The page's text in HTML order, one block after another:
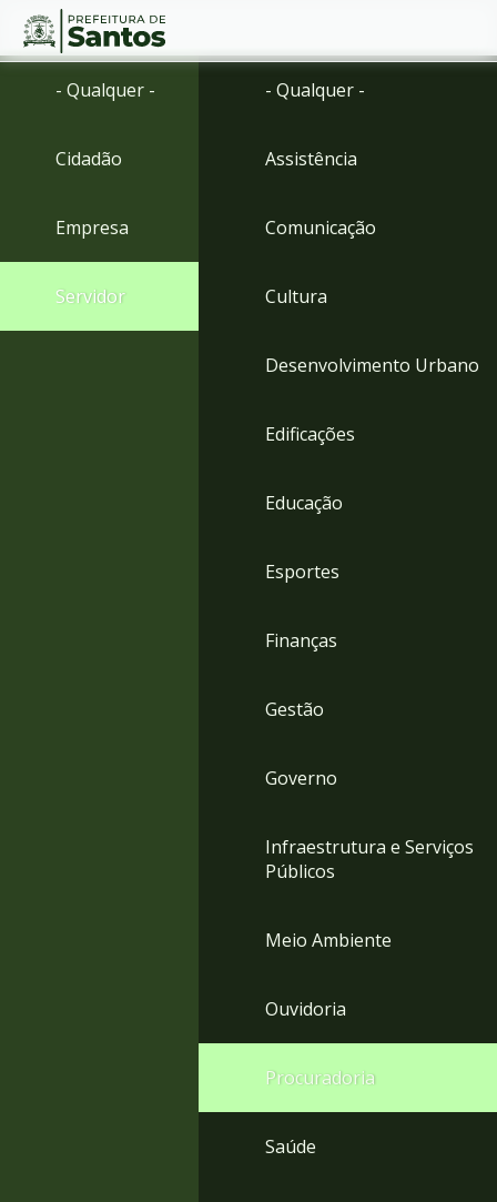
Ir
menu
para
Conteúdo
- Qualquer -
Cidadão
Empresa
Servidor
- Qualquer -
Assistência
Comunicação
Cultura
Desenvolvimento Urbano
Edificações
Educação
Esportes
Finanças
Gestão
Governo
Infraestrutura e Serviços
Públicos
Meio Ambiente
Ouvidoria
Procuradoria
Saúde